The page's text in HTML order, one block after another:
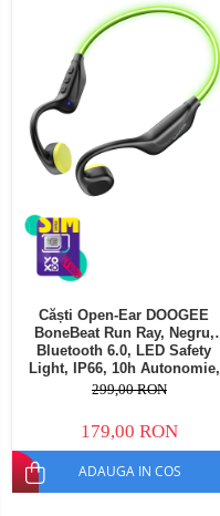
Căști Open-Ear DOOGEE
BoneBeat Run Ray, Negru,
Bluetooth 6.0, LED Safety
Light, IP66, 10h Autonomie,
Dual Device
299,00 RON
179,00 RON
ADAUGA IN COS